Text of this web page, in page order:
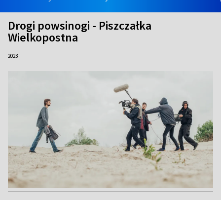
Drogi powsinogi - Piszczałka
Wielkopostna
2023